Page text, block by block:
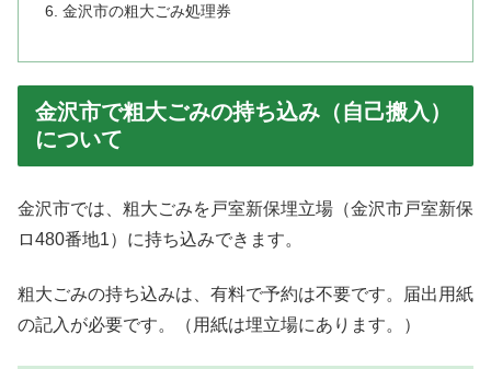
金沢市の粗大ごみ処理券
金沢市で粗大ごみの持ち込み（自己搬入）
について
金沢市では、粗大ごみを戸室新保埋立場（金沢市戸室新保
ロ480番地1）に持ち込みできます。
粗大ごみの持ち込みは、有料で予約は不要です。届出用紙
の記入が必要です。（用紙は埋立場にあります。）